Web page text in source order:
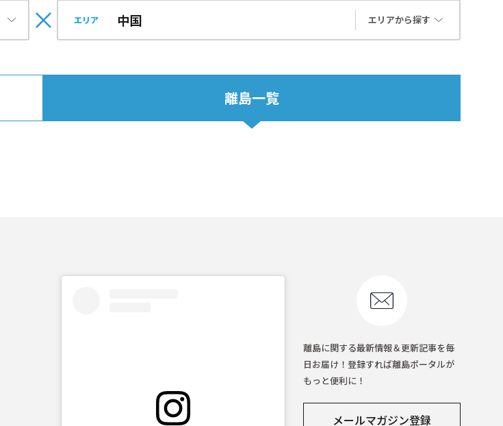
エリア エリアから探す
離島一覧
離島に関する最新情報＆更新記事を毎
日お届け！登録すれば離島ポータルが
もっと便利に！
メールマガジン登録